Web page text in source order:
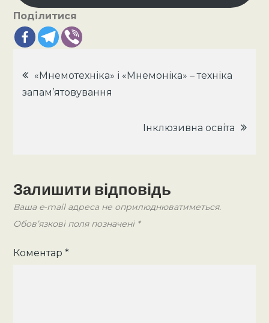
2022-
Поділитися
Навігація
записів
«Мнемотехніка» і «Мнемоніка» – техніка
запам’ятовування
Інклюзивна освіта
Залишити відповідь
Ваша e-mail адреса не оприлюднюватиметься.
Обов’язкові поля позначені *
Коментар*